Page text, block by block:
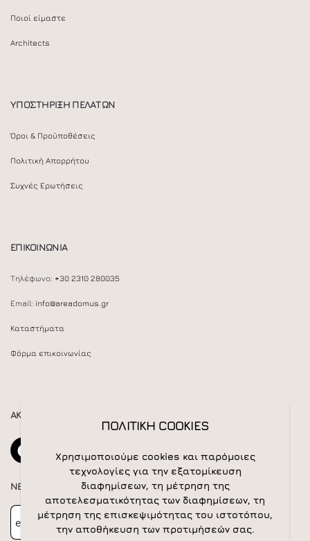
Ποιοί είμαστε
Architects
ΥΠΟΣΤΗΡΙΞΗ ΠΕΛΑΤΩΝ
Όροι & Προϋποθέσεις
Πολιτική Απορρήτου
Συχνές Ερωτήσεις
ΕΠΙΚΟΙΝΩΝΙΑ
Τηλέφωνο: +30 2310 280035
Email: info@areadomus.gr
Καταστήματα
Φόρμα επικοινωνίας
ΑΚΟΛΟΥΘΕΙΣΤΕ ΜΑΣ
NEWSLETTER
Newsletter Subscribe
ΠΟΛΙΤΙΚΗ COOKIES
Χρησιμοποιούμε cookies και παρόμοιες
τεχνολογίες για την εξατομίκευση
διαφημίσεων, τη μέτρηση της
αποτελεσματικότητας των διαφημίσεων, τη
μέτρηση της επισκεψιμότητας του ιστοτόπου,
την αποθήκευση των προτιμήσεών σας.